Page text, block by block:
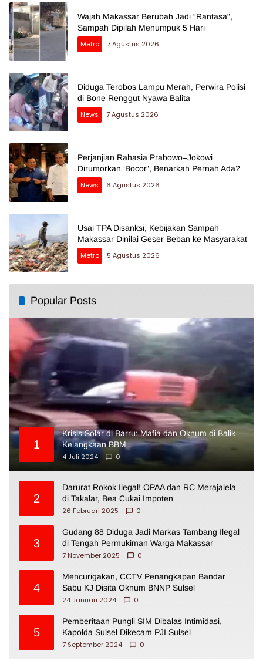
Wajah Makassar Berubah Jadi “Rantasa”,
Sampah Dipilah Menumpuk 5 Hari
Metro
7 Agustus 2026
Diduga Terobos Lampu Merah, Perwira Polisi
di Bone Renggut Nyawa Balita
News
7 Agustus 2026
Perjanjian Rahasia Prabowo–Jokowi
Dirumorkan ‘Bocor’, Benarkah Pernah Ada?
News
6 Agustus 2026
Usai TPA Disanksi, Kebijakan Sampah
Makassar Dinilai Geser Beban ke Masyarakat
Metro
5 Agustus 2026
Popular Posts
1
Krisis Solar di Barru: Mafia dan Oknum di Balik
Kelangkaan BBM
4 Juli 2024
0
2
Darurat Rokok Ilegal! OPAA dan RC Merajalela
di Takalar, Bea Cukai Impoten
26 Februari 2025
0
3
Gudang 88 Diduga Jadi Markas Tambang Ilegal
di Tengah Permukiman Warga Makassar
7 November 2025
0
4
Mencurigakan, CCTV Penangkapan Bandar
Sabu KJ Disita Oknum BNNP Sulsel
24 Januari 2024
0
5
Pemberitaan Pungli SIM Dibalas Intimidasi,
Kapolda Sulsel Dikecam PJI Sulsel
7 September 2024
0